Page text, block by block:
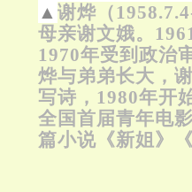
▲ 谢烨（
母亲谢文娥。
1970年受到政治
烨与弟弟长大，
写诗，1980年开
全国首届青年电
篇小说《新姐》